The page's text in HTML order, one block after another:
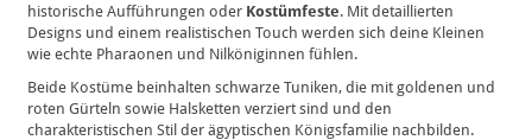
historische Aufführungen oder Kostümfeste. Mit detaillierten
Designs und einem realistischen Touch werden sich deine Kleinen
wie echte Pharaonen und Nilköniginnen fühlen.
Beide Kostüme beinhalten schwarze Tuniken, die mit goldenen und
roten Gürteln sowie Halsketten verziert sind und den
charakteristischen Stil der ägyptischen Königsfamilie nachbilden.